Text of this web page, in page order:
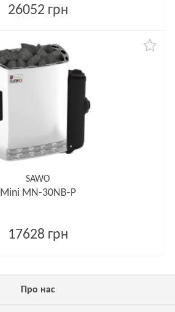
26052 грн
SAWO
Mini MN-30NB-P
17628 грн
Про нас